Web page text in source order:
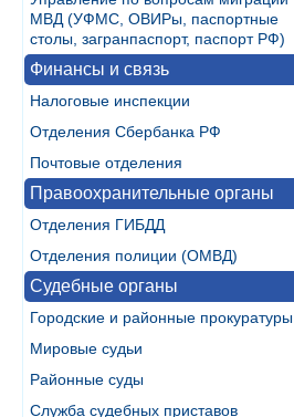
МВД (УФМС, ОВИРы, паспортные
столы, загранпаспорт, паспорт РФ)
Финансы и связь
Налоговые инспекции
Отделения Сбербанка РФ
Почтовые отделения
Правоохранительные органы
Отделения ГИБДД
Отделения полиции (ОМВД)
Судебные органы
Городские и районные прокуратуры
Мировые судьи
Районные суды
Служба судебных приставов